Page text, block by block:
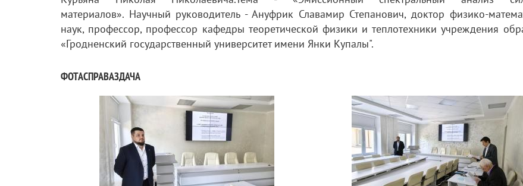
материалов». Научный руководитель - Ануфрик Славамир Степанович, доктор физико-
наук, профессор, профессор кафедры теоретической физики и теплотехники учреждения
«Гродненский государственный университет имени Янки Купалы".
ФОТАСПРАВАЗДАЧА